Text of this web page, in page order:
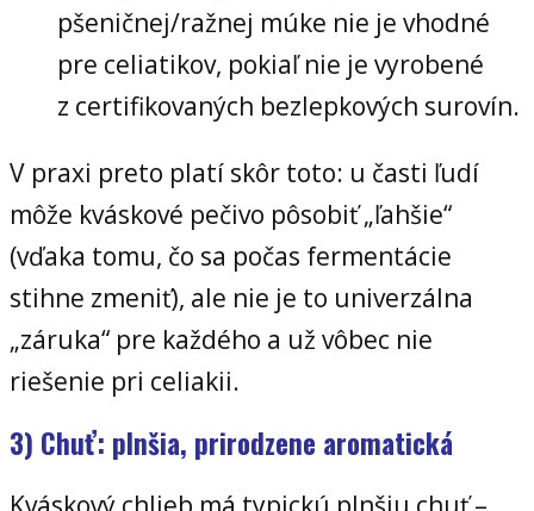
pšeničnej/ražnej múke nie je vhodné
pre celiatikov, pokiaľ nie je vyrobené
z certifikovaných bezlepkových surovín.
V praxi preto platí skôr toto: u časti ľudí
môže kváskové pečivo pôsobiť „ľahšie“
(vďaka tomu, čo sa počas fermentácie
stihne zmeniť), ale nie je to univerzálna
„záruka“ pre každého a už vôbec nie
riešenie pri celiakii.
3) Chuť: plnšia, prirodzene aromatická